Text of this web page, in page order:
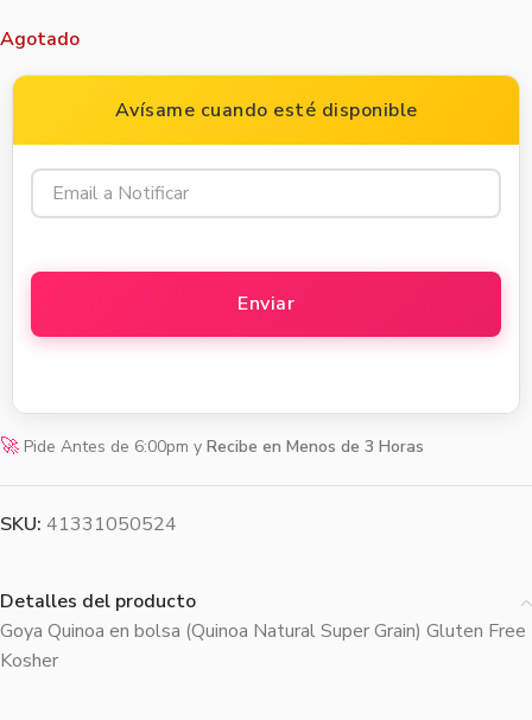
Agotado
Avísame cuando esté disponible
🚀 Pide Antes de 6:00pm y Recibe en Menos de 3 Horas
SKU: 41331050524
Detalles del producto
Goya Quinoa en bolsa (Quinoa Natural Super Grain) Gluten Free
Kosher